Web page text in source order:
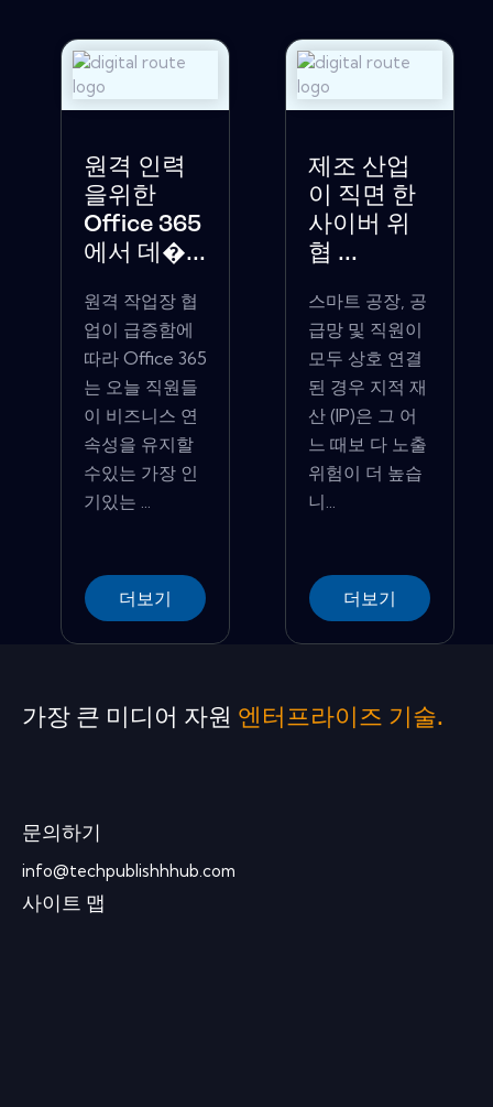
원격 인력
을위한
Office 365
에서 데�...
원격 작업장 협
업이 급증함에
따라 Office 365
는 오늘 직원들
이 비즈니스 연
속성을 유지할
수있는 가장 인
기있는 ...
더보기
제조 산업
이 직면 한
사이버 위
협 ...
스마트 공장, 공
급망 및 직원이
모두 상호 연결
된 경우 지적 재
산 (IP)은 그 어
느 때보 다 노출
위험이 더 높습
니...
더보기
가장 큰 미디어 자원 엔터프라이즈 기술.
문의하기
info@techpublishhhub.com
사이트 맵